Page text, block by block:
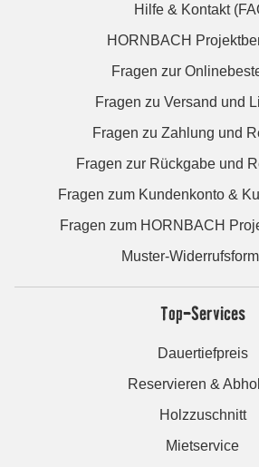
Hilfe & Kontakt
HORNBACH
Fragen zur
Fragen zu Versand und
Fragen zu Zahlung und
Fragen zur Rückgabe und
Fragen zum Kundenkonto &
Fragen zum HORNBACH
Muster-
Top-Services
Dauertiefpreis
Reservieren &
Holzzuschnitt
Mietservice